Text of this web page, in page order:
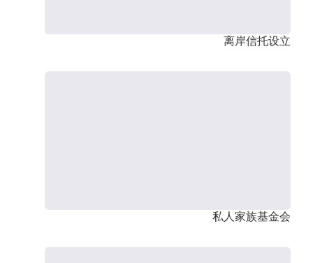
离岸信托设立
私人家族基金会